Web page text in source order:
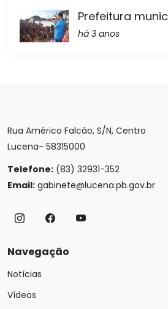
Prefeitura
há 3 anos
Rua Américo Falcão, S/N, Centro
Lucena- 58315000
Telefone: (83) 32931-352
Email: gabinete@lucena.pb.gov.br
Navegação
Notícias
Vídeos